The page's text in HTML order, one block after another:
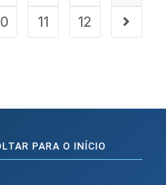
11 12
PARA O INÍCIO